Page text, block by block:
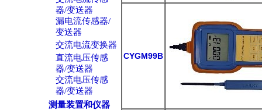
器/变送器
漏电流传感器/
变送器
交流电流变换器
直流电压传感
器/变送器
交流电压传感
器/变送器
测量装置和仪器
CYGM99B